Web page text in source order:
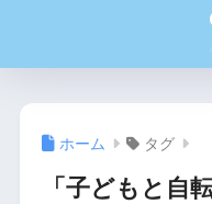
ホーム タグ
「子どもと自